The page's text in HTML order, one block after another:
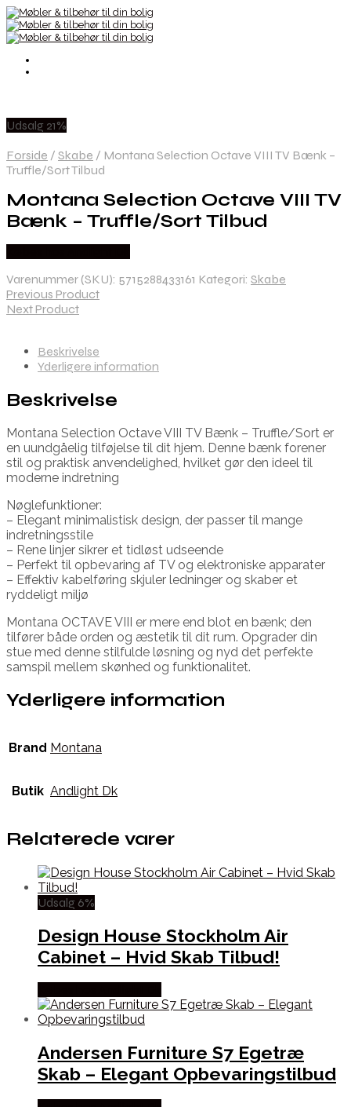
Udsalg 21%
Forside / Skabe / Montana Selection Octave VIII TV Bænk –
Truffle/Sort Tilbud
Montana Selection Octave VIII TV
Bænk – Truffle/Sort Tilbud
Varenummer (SKU): 5715288433161 Kategori: Skabe
Previous Product
Next Product
Beskrivelse
Yderligere information
Beskrivelse
Montana Selection Octave VIII TV Bænk – Truffle/Sort er
en uundgåelig tilføjelse til dit hjem. Denne bænk forener
stil og praktisk anvendelighed, hvilket gør den ideel til
moderne indretning
Nøglefunktioner:
– Elegant minimalistisk design, der passer til mange
indretningsstile
– Rene linjer sikrer et tidløst udseende
– Perfekt til opbevaring af TV og elektroniske apparater
– Effektiv kabelføring skjuler ledninger og skaber et
ryddeligt miljø
Montana OCTAVE VIII er mere end blot en bænk; den
tilfører både orden og æstetik til dit rum. Opgrader din
stue med denne stilfulde løsning og nyd det perfekte
samspil mellem skønhed og funktionalitet.
Yderligere information
Brand Montana
Butik Andlight Dk
Relaterede varer
Udsalg 6%
Design House Stockholm Air
Cabinet – Hvid Skab Tilbud!
Andersen Furniture S7 Egetræ
Skab – Elegant Opbevaringstilbud